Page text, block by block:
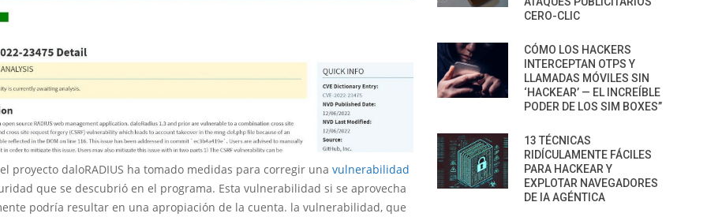
proyecto daloRADIUS ha tomado medidas para corregir una vulnerabilidad
que se descubrió en el programa. Esta vulnerabilidad si se aprovecha
podría resultar en una apropiación de la cuenta. la vulnerabilidad, que
CERO-CLIC
CÓMO LOS HACKERS
INTERCEPTAN OTPS Y
LLAMADAS MÓVILES SIN
‘HACKEAR’ — EL INCREÍBLE
PODER DE LOS SIM BOXES”
13 TÉCNICAS
RIDÍCULAMENTE FÁCILES
PARA HACKEAR Y
EXPLOTAR NAVEGADORES
DE IA AGÉNTICA